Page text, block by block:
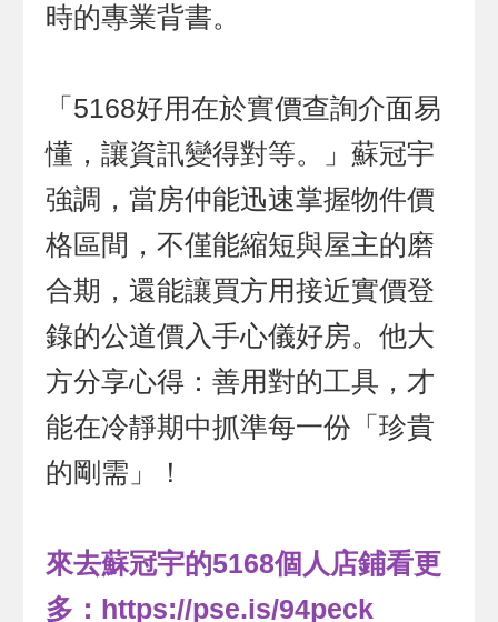
時的專業背書。
「5168好用在於實價查詢介面易
懂，讓資訊變得對等。」蘇冠宇
強調，當房仲能迅速掌握物件價
格區間，不僅能縮短與屋主的磨
合期，還能讓買方用接近實價登
錄的公道價入手心儀好房。他大
方分享心得：善用對的工具，才
能在冷靜期中抓準每一份「珍貴
的剛需」！
來去蘇冠宇的5168個人店鋪看更
多： https://pse.is/94peck